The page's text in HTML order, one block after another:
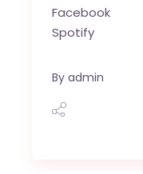
Facebook
Spotify
By admin